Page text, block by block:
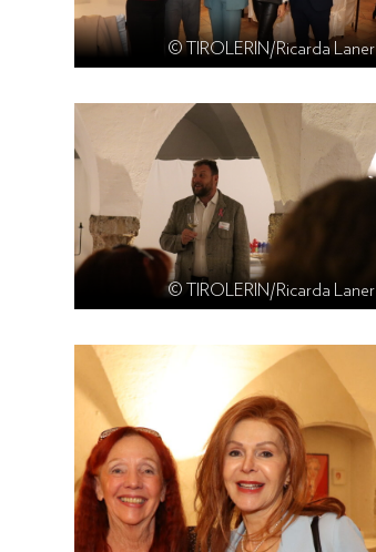
© TIROLERIN/Ricarda Laner
© TIROLERIN/Ricarda Laner